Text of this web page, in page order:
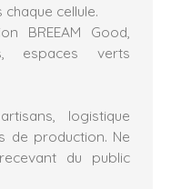
cellule.
BREEAM Good,
espaces verts
logistique
de production. Ne
du public